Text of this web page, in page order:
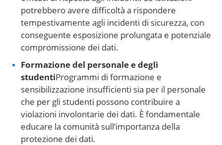
potrebbero avere difficoltà a rispondere
tempestivamente agli incidenti di sicurezza, con
conseguente esposizione prolungata e potenziale
compromissione dei dati.
Formazione del personale e degli
studentiProgrammi di formazione e
sensibilizzazione insufficienti sia per il personale
che per gli studenti possono contribuire a
violazioni involontarie dei dati. È fondamentale
educare la comunità sull’importanza della
protezione dei dati.